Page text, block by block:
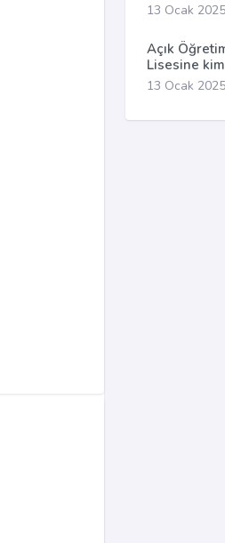
13 Ocak
Açık
Lisesine
13 Ocak